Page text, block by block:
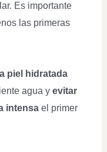
Es importante
las primeras
piel hidratada
agua y evitar
intensael primer